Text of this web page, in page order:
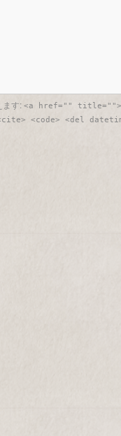
ます: <a href="" title="">
<code> <del